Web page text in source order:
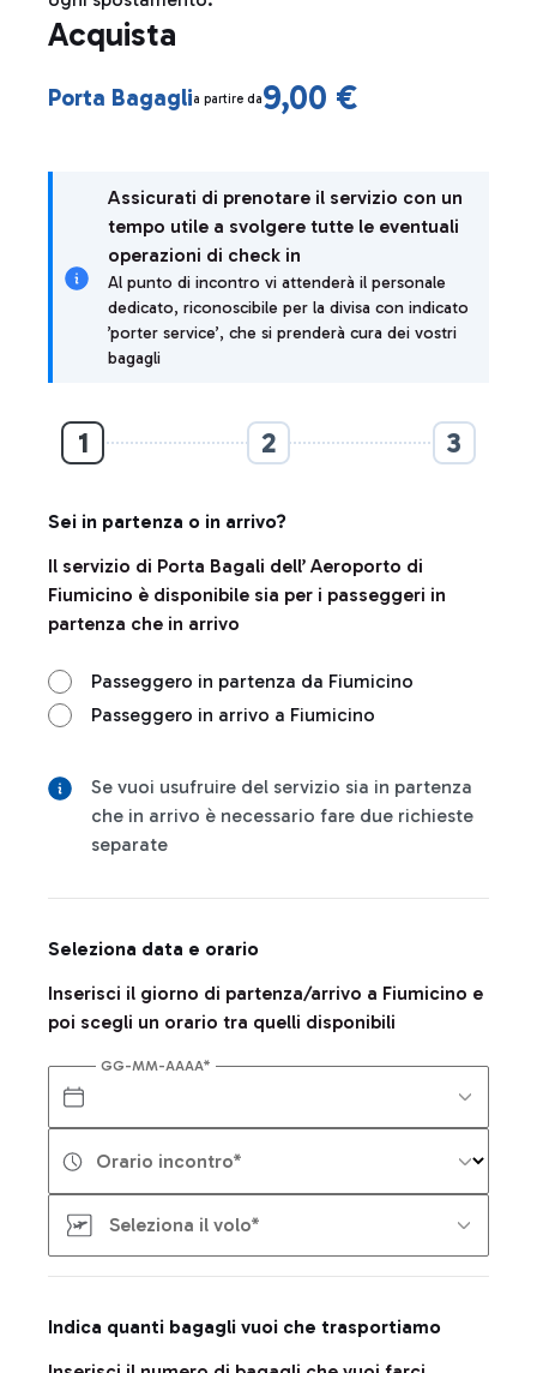
Acquista
Porta Bagaglia partire da9,00 €
Assicurati di prenotare il servizio con un
tempo utile a svolgere tutte le eventuali
operazioni di check in
Al punto di incontro vi attenderà il personale
dedicato, riconoscibile per la divisa con indicato
’porter service’, che si prenderà cura dei vostri
bagagli
1 2 3
Sei in partenza o in arrivo?
Il servizio di Porta Bagali dell’ Aeroporto di
Fiumicino è disponibile sia per i passeggeri in
partenza che in arrivo
Passeggero in partenza da Fiumicino
Passeggero in arrivo a Fiumicino
Se vuoi usufruire del servizio sia in partenza
che in arrivo è necessario fare due richieste
separate
Seleziona data e orario
Inserisci il giorno di partenza/arrivo a Fiumicino e
poi scegli un orario tra quelli disponibili
GG-MM-AAAA*
Orario incontro*
Seleziona il volo*
Indica quanti bagagli vuoi che trasportiamo